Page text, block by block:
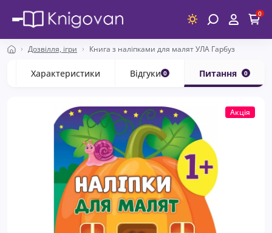
0
Дозвілля, ігри Книга з наліпками для малят УЛА Гарбуз
Характеристики Відгуки 0 Питання 0
Акція